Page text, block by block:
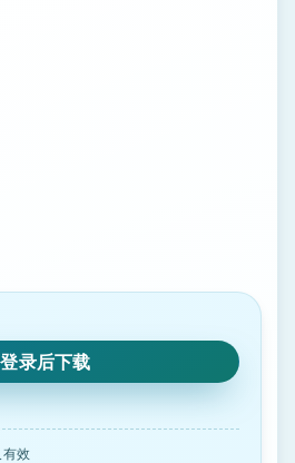
登录后下载
效